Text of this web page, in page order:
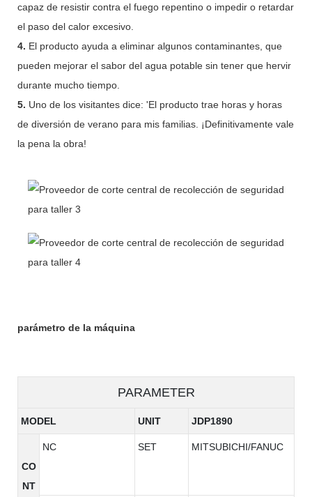
capaz de resistir contra el fuego repentino o impedir o retardar
el paso del calor excesivo.
4. El producto ayuda a eliminar algunos contaminantes, que
pueden mejorar el sabor del agua potable sin tener que hervir
durante mucho tiempo.
5. Uno de los visitantes dice: 'El producto trae horas y horas
de diversión de verano para mis familias. ¡Definitivamente vale
la pena la obra!
parámetro de la máquina
PARAMETER
MODEL UNIT JDP1890
CO
NT
NC SET MITSUBICHI/FANUC